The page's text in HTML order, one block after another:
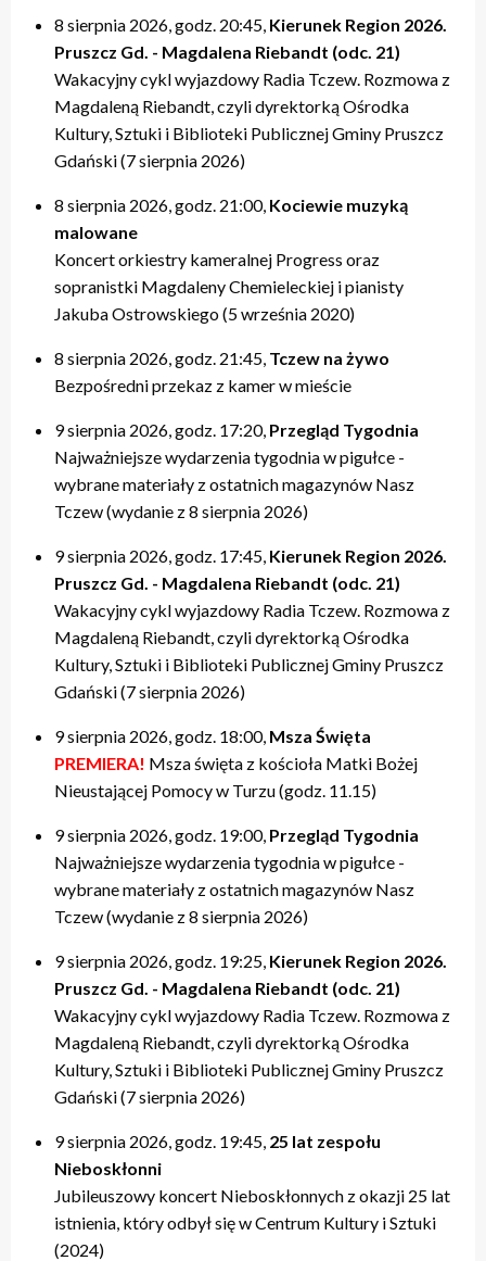
8 sierpnia 2026, godz. 20:45, Kierunek Region 2026.
Pruszcz Gd. - Magdalena Riebandt (odc. 21)
Wakacyjny cykl wyjazdowy Radia Tczew. Rozmowa z
Magdaleną Riebandt, czyli dyrektorką Ośrodka
Kultury, Sztuki i Biblioteki Publicznej Gminy Pruszcz
Gdański (7 sierpnia 2026)
8 sierpnia 2026, godz. 21:00, Kociewie muzyką
malowane
Koncert orkiestry kameralnej Progress oraz
sopranistki Magdaleny Chemieleckiej i pianisty
Jakuba Ostrowskiego (5 września 2020)
8 sierpnia 2026, godz. 21:45, Tczew na żywo
Bezpośredni przekaz z kamer w mieście
9 sierpnia 2026, godz. 17:20, Przegląd Tygodnia
Najważniejsze wydarzenia tygodnia w pigułce -
wybrane materiały z ostatnich magazynów Nasz
Tczew (wydanie z 8 sierpnia 2026)
9 sierpnia 2026, godz. 17:45, Kierunek Region 2026.
Pruszcz Gd. - Magdalena Riebandt (odc. 21)
Wakacyjny cykl wyjazdowy Radia Tczew. Rozmowa z
Magdaleną Riebandt, czyli dyrektorką Ośrodka
Kultury, Sztuki i Biblioteki Publicznej Gminy Pruszcz
Gdański (7 sierpnia 2026)
9 sierpnia 2026, godz. 18:00, Msza Święta
PREMIERA! Msza święta z kościoła Matki Bożej
Nieustającej Pomocy w Turzu (godz. 11.15)
9 sierpnia 2026, godz. 19:00, Przegląd Tygodnia
Najważniejsze wydarzenia tygodnia w pigułce -
wybrane materiały z ostatnich magazynów Nasz
Tczew (wydanie z 8 sierpnia 2026)
9 sierpnia 2026, godz. 19:25, Kierunek Region 2026.
Pruszcz Gd. - Magdalena Riebandt (odc. 21)
Wakacyjny cykl wyjazdowy Radia Tczew. Rozmowa z
Magdaleną Riebandt, czyli dyrektorką Ośrodka
Kultury, Sztuki i Biblioteki Publicznej Gminy Pruszcz
Gdański (7 sierpnia 2026)
9 sierpnia 2026, godz. 19:45, 25 lat zespołu
Nieboskłonni
Jubileuszowy koncert Nieboskłonnych z okazji 25 lat
istnienia, który odbył się w Centrum Kultury i Sztuki
(2024)